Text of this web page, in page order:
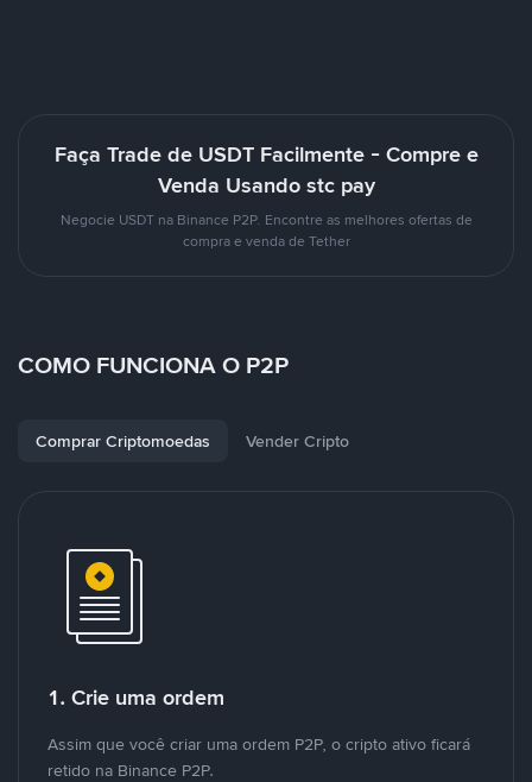
Faça Trade de USDT Facilmente - Compre e
Venda Usando stc pay
Negocie USDT na Binance P2P. Encontre as melhores ofertas de
compra e venda de Tether
COMO FUNCIONA O P2P
Comprar Criptomoedas Vender Cripto
1. Crie uma ordem
Assim que você criar uma ordem P2P, o cripto ativo ficará
retido na Binance P2P.